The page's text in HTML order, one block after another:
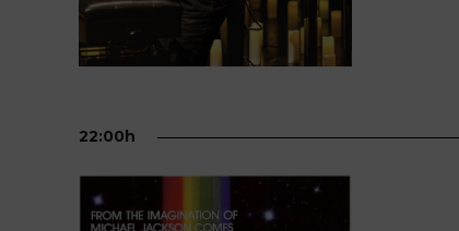
22:00h